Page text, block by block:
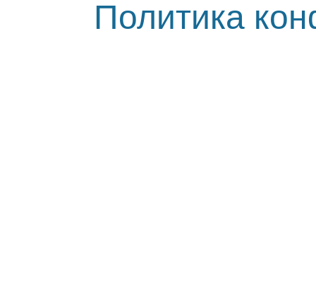
Политика